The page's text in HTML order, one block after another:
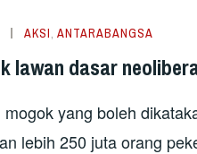
AKSI, ANTARABANGSA
lawan dasar
yang boleh
lebih 250 juta orang